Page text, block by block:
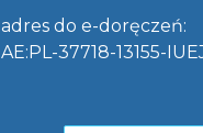
adres do e-doręczeń:
AE:PL-37718-13155-